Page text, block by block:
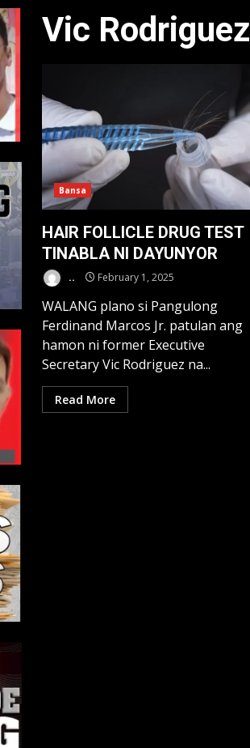
Vic Rodriguez
Bansa
HAIR FOLLICLE DRUG TEST
TINABLA NI DAYUNYOR
.. February 1, 2025
WALANG plano si Pangulong
Ferdinand Marcos Jr. patulan ang
hamon ni former Executive
Secretary Vic Rodriguez na...
Read More